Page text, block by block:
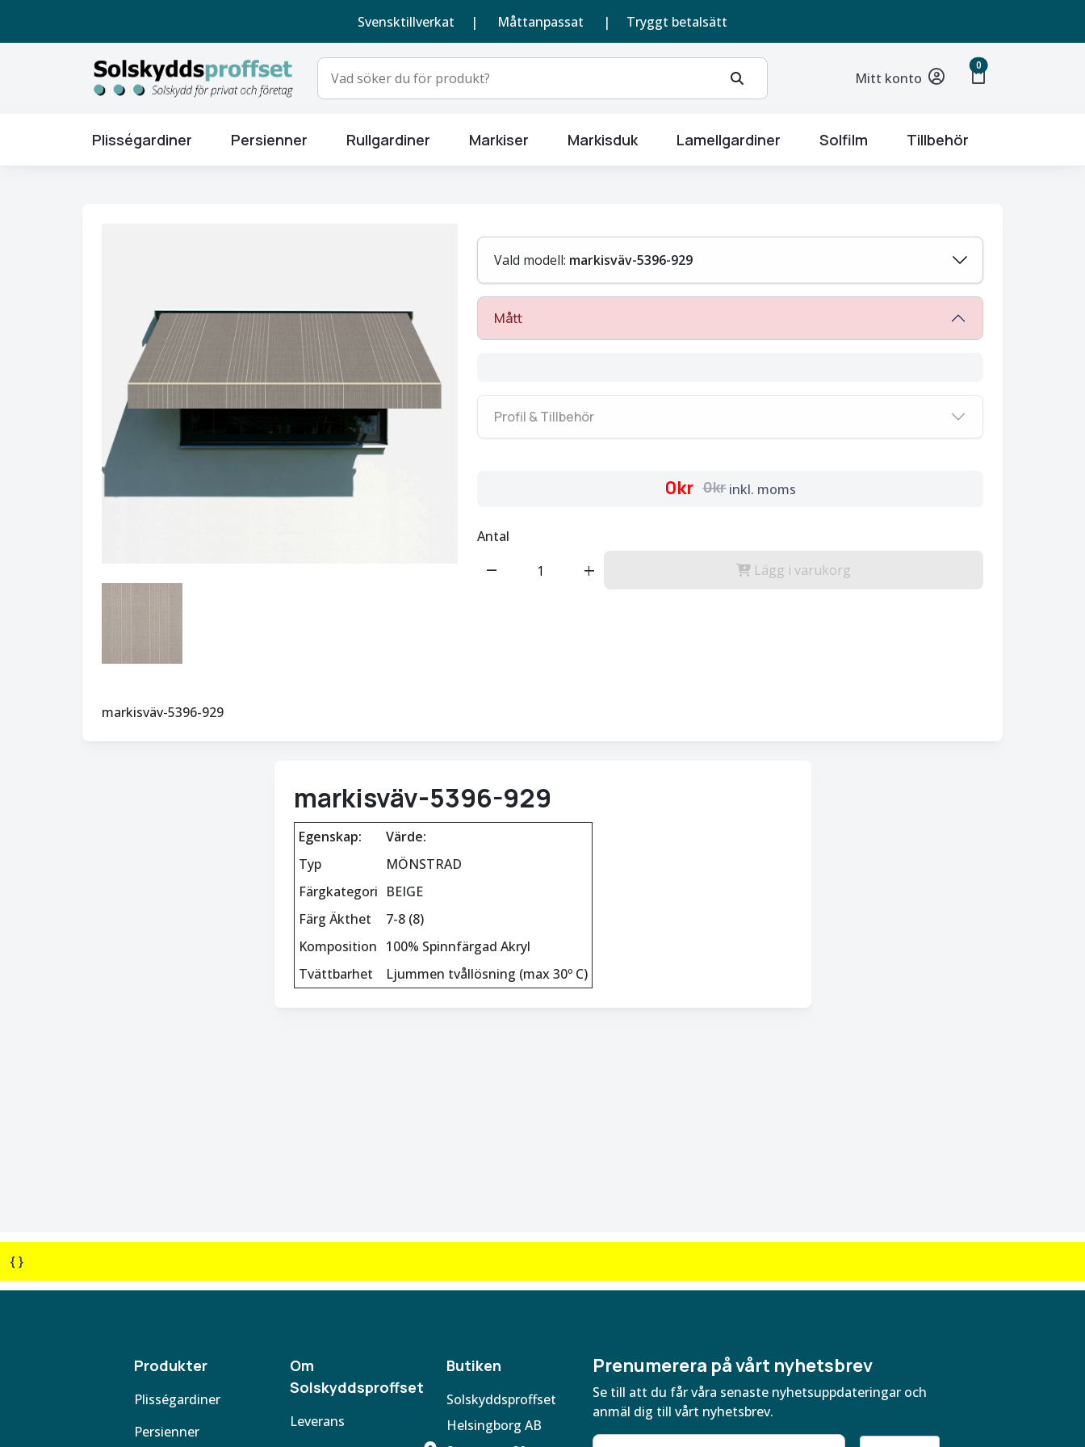
Svensktillverkat | Måttanpassat | Tryggt betalsätt
Mitt konto shopping_bag
0unread messages
Plisségardiner Persienner Rullgardiner Markiser Markisduk Lamellgardiner Solfilm Tillbehör
markisväv-5396-929
Vald modell: markisväv-5396-929
Mått
Profil & Tillbehör
0kr 0kr inkl. moms
Antal
remove add Lägg i varukorg
markisväv-5396-929
Egenskap:
Värde:
Typ
MÖNSTRAD
Färgkategori BEIGE
Färg Äkthet
7-8 (8)
Komposition 100% Spinnfärgad Akryl
Tvättbarhet
Ljummen tvållösning (max 30º C)
{ }
Produkter
Plisségardiner
Persienner
Om
Solskyddsproffset
Leverans
Butiken
Solskyddsproffset
Helsingborg AB
Prenumerera på vårt nyhetsbrev
Se till att du får våra senaste nyhetsuppdateringar och
anmäl dig till vårt nyhetsbrev.